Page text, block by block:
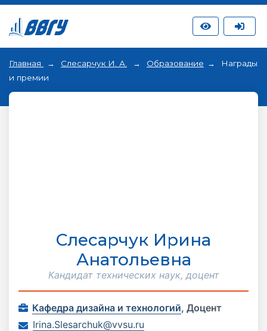
Главная Слесарчук И. А. Образование
Награды
и премии
Слесарчук Ирина
Анатольевна
Кандидат технических наук, доцент
Кафедра дизайна и технологий, Доцент
Irina.Slesarchuk@vvsu.ru